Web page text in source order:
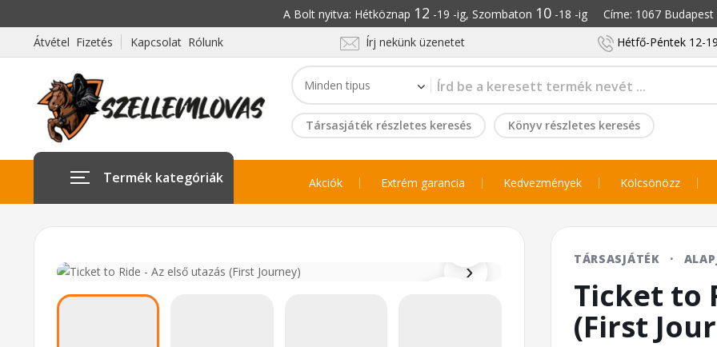
A Bolt nyitva: Hétköznap 12 -19 -ig, Szombaton 10-18 -ig Címe: 1067 Budapest
Átvétel Fizetés
Kapcsolat Rólunk Írj nekünk üzenetet Hétfő-Péntek 12-
Társasjáték részletes keresés Könyv részletes keresés
Termék kategóriák Akciók Extrém garancia Kedvezmények Kölcsönözz
›
TÁRSASJÁTÉK ·
Ticket to
(First